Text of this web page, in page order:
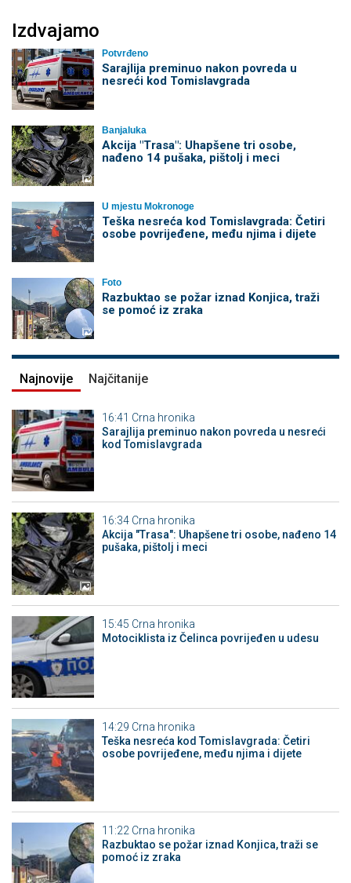
Izdvajamo
Potvrđeno
Sarajlija preminuo nakon povreda u
nesreći kod Tomislavgrada
Banjaluka
Akcija "Trasa": Uhapšene tri osobe,
nađeno 14 pušaka, pištolj i meci
U mjestu Mokronoge
Teška nesreća kod Tomislavgrada: Četiri
osobe povrijeđene, među njima i dijete
Foto
Razbuktao se požar iznad Konjica, traži
se pomoć iz zraka
Najnovije Najčitanije
16:41 Crna hronika
Sarajlija preminuo nakon povreda u nesreći
kod Tomislavgrada
16:34 Crna hronika
Akcija "Trasa": Uhapšene tri osobe, nađeno 14
pušaka, pištolj i meci
15:45 Crna hronika
Motociklista iz Čelinca povrijeđen u udesu
14:29 Crna hronika
Teška nesreća kod Tomislavgrada: Četiri
osobe povrijeđene, među njima i dijete
11:22 Crna hronika
Razbuktao se požar iznad Konjica, traži se
pomoć iz zraka